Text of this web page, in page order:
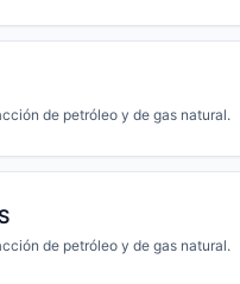
de petróleo y de gas natural.
de petróleo y de gas natural.